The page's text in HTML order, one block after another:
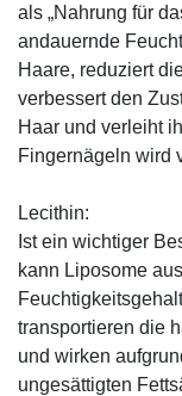
als „Nahrung für
andauernde
Haare, reduziert
verbessert den
Haar und verleiht
Fingernägeln wird
Lecithin:
Ist ein wichtiger
kann Liposome
transportieren die
und wirken
ungesättigten